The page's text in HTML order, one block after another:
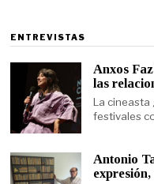
ENTREVISTAS
Anxos
las
La cineasta
festivales
Antonio